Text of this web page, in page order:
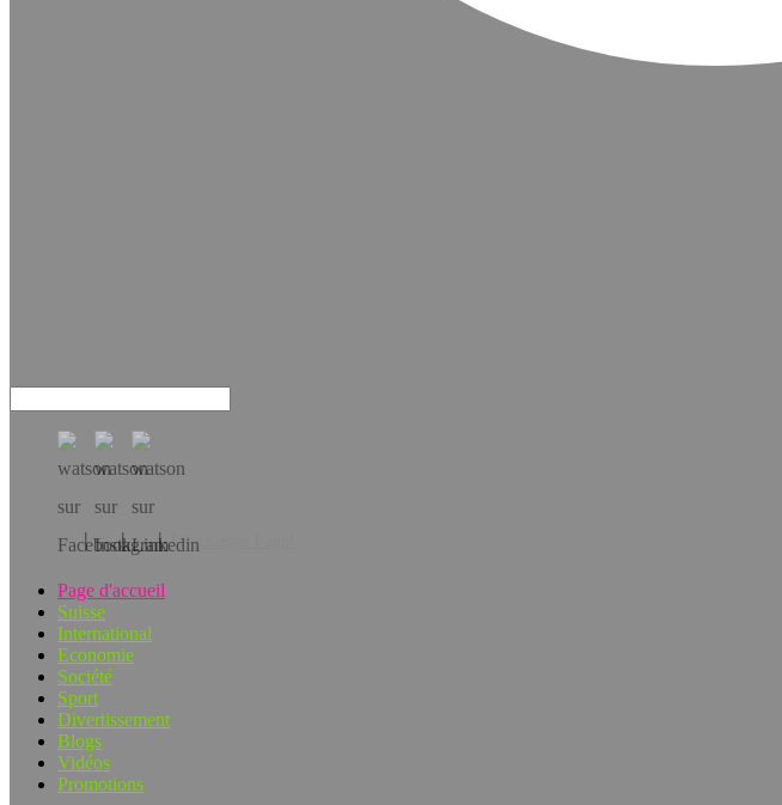
Téléchargez l’app!
Page d'accueil
Suisse
International
Economie
Société
Sport
Divertissement
Blogs
Vidéos
Promotions